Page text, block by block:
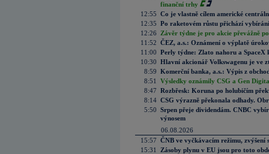
finanční trhy
12:55 Co je vlastně cílem americké
12:35 Po raketovém růstu přichází
12:26
Závěr týdne je pro akcie převážně
11:52 ČEZ, a.s.: Oznámení o výplatě
11:00 Perly týdne: Zlato nahoru a SpaceX
10:30 Hlavní akcionář Volkswagenu je ve
8:59 Komerční banka, a.s.: Výpis z
8:51
Výsledky oznámily CSG a Gen
8:47 Rozbřesk: Koruna po holubičím
8:14 CSG výrazně překonala odhady.
5:50 Srpen přeje dividendám. CNBC
výnosem
06.08.2026
15:57 ČNB ve vyčkávacím režimu, zvýšení
15:31
Zásoby plynu v EU jsou pro toto